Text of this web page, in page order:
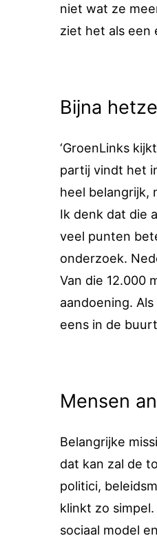
niet wat ze
ziet het als een
Bijna
‘GroenLinks
partij vindt het
heel belangrijk,
Ik denk dat die
veel punten
onderzoek.
Van die 12.000
aandoening.
eens in de
Mensen
Belangrijke
dat kan zal de
politici,
klinkt zo
sociaal model